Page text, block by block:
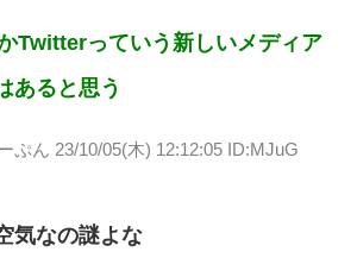
Twitterっていう新しいメディア
あると思う
ぷん 23/10/05(木) 12:12:05 ID:MJuG
気なの謎よな